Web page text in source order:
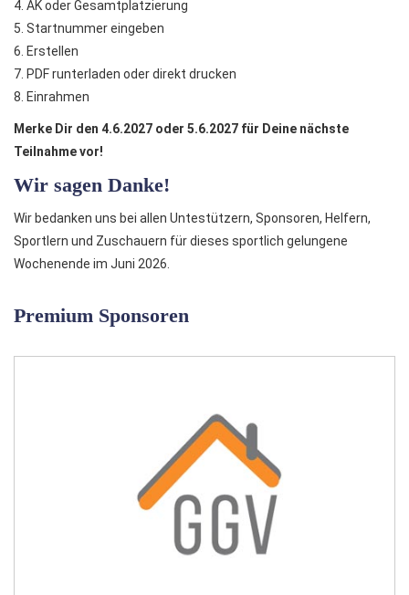
4. AK oder Gesamtplatzierung
5. Startnummer eingeben
6. Erstellen
7. PDF runterladen oder direkt drucken
8. Einrahmen
Merke Dir den 4.6.2027 oder 5.6.2027 für Deine nächste
Teilnahme vor!
Wir sagen Danke!
Wir bedanken uns bei allen Untestützern, Sponsoren, Helfern,
Sportlern und Zuschauern für dieses sportlich gelungene
Wochenende im Juni 2026.
Premium Sponsoren